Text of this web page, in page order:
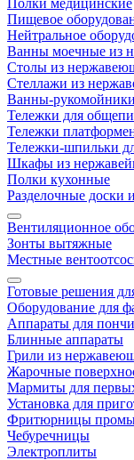
Полки медицинские
Пищевое
Нейтральное
Ванны моечные из
Столы из
Стеллажи из
Ванны-рукомойники
Тележки для
Тележки
Тележки-шпильки
Шкафы из
Полки кухонные
Разделочные доски
Вентиляционное
Зонты вытяжные
Местные
Готовые решения
Оборудование для
Аппараты для
Блинные аппараты
Грили из
Жарочные
Мармиты для
Установка для
Фритюрницы
Чебуречницы
Электроплиты